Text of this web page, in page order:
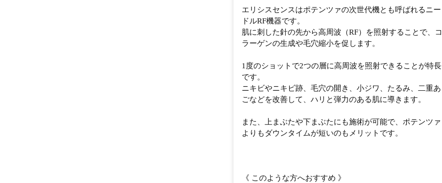
エリシスセンスはポテンツァの次世代機とも呼ばれるニー
ドルRF機器です。
肌に刺した針の先から高周波（RF）を照射することで、コ
ラーゲンの生成や毛穴縮小を促します。
1度のショットで2つの層に高周波を照射できることが特長
です。
ニキビやニキビ跡、毛穴の開き、小ジワ、たるみ、二重あ
ごなどを改善して、ハリと弾力のある肌に導きます。
また、上まぶたや下まぶたにも施術が可能で、ポテンツァ
よりもダウンタイムが短いのもメリットです。
《 このような方へおすすめ 》